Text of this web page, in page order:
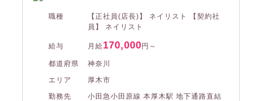
職種
【正社員(店長)】 ネイリスト 【契約社
員】 ネイリスト
給与 月給170,000円～
都道府県
神奈川
エリア
厚木市
勤務先
小田急小田原線 本厚木駅 地下通路直結